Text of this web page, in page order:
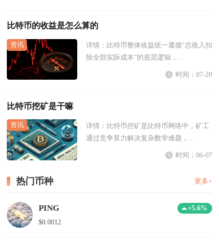
比特币的收益是怎么算的
详情： 比特币整体收益统一遵循“总收入扣
除全部实际成本”的底层逻辑，...
时间：07-20
比特币挖矿是干嘛
详情： 比特币挖矿是比特币网络中，矿工
通过竞争算力解决复杂数学难题，...
时间：06-07
热门币种 更多+
PING
+5.6%
$0.0012